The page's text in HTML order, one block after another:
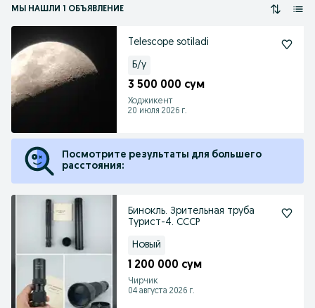
МЫ НАШЛИ 1 ОБЪЯВЛЕНИЕ
Telescope sotiladi
Б/у
3 500 000 сум
Ходжикент
20 июля 2026 г.
Посмотрите результаты для большего
расстояния:
Бинокль. Зрительная труба
Турист-4. СССР
Новый
1 200 000 сум
Чирчик
04 августа 2026 г.